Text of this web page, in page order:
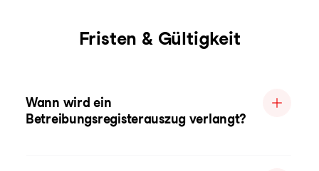
Fristen & Gültigkeit
Wann wird ein
Betreibungsregisterauszug verlangt?